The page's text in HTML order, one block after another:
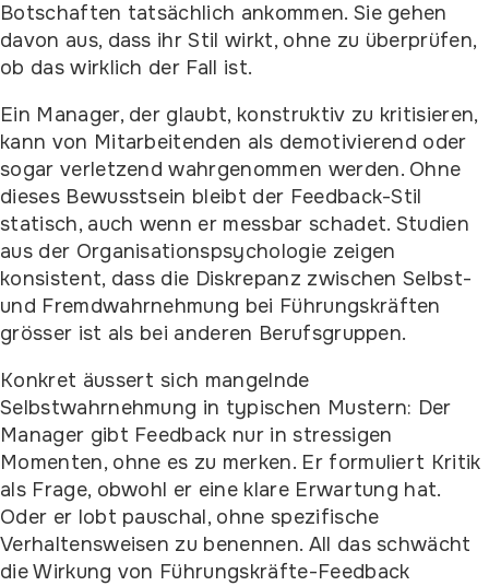
Botschaften tatsächlich ankommen. Sie gehen
davon aus, dass ihr Stil wirkt, ohne zu überprüfen,
ob das wirklich der Fall ist.
Ein Manager, der glaubt, konstruktiv zu kritisieren,
kann von Mitarbeitenden als demotivierend oder
sogar verletzend wahrgenommen werden. Ohne
dieses Bewusstsein bleibt der Feedback-Stil
statisch, auch wenn er messbar schadet. Studien
aus der Organisationspsychologie zeigen
konsistent, dass die Diskrepanz zwischen Selbst-
und Fremdwahrnehmung bei Führungskräften
grösser ist als bei anderen Berufsgruppen.
Konkret äussert sich mangelnde
Selbstwahrnehmung in typischen Mustern: Der
Manager gibt Feedback nur in stressigen
Momenten, ohne es zu merken. Er formuliert Kritik
als Frage, obwohl er eine klare Erwartung hat.
Oder er lobt pauschal, ohne spezifische
Verhaltensweisen zu benennen. All das schwächt
die Wirkung von Führungskräfte-Feedback